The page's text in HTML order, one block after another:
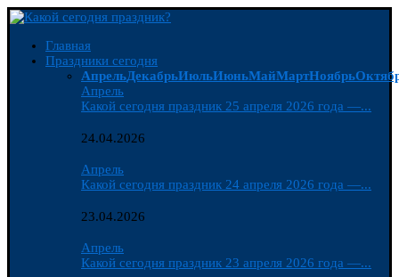
Главная
Праздники сегодня
АпрельДекабрьИюльИюньМайМартНоябрь
Апрель
Какой сегодня праздник 25 апреля 2026 года —...
24.04.2026
Апрель
Какой сегодня праздник 24 апреля 2026 года —...
23.04.2026
Апрель
Какой сегодня праздник 23 апреля 2026 года —...